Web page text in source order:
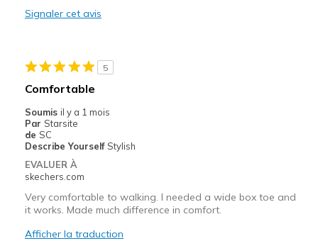
Signaler cet avis
5
Comfortable
Soumis il y a 1 mois
Par Starsite
de SC
Describe Yourself Stylish
EVALUER À
skechers.com
Very comfortable to walking. I needed a wide box toe and
it works. Made much difference in comfort.
Afficher la traduction